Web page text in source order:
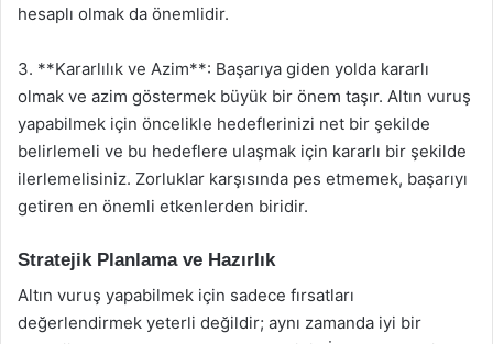
hesaplı olmak da önemlidir.
3. **Kararlılık ve Azim**: Başarıya giden yolda kararlı
olmak ve azim göstermek büyük bir önem taşır. Altın vuruş
yapabilmek için öncelikle hedeflerinizi net bir şekilde
belirlemeli ve bu hedeflere ulaşmak için kararlı bir şekilde
ilerlemelisiniz. Zorluklar karşısında pes etmemek, başarıyı
getiren en önemli etkenlerden biridir.
Stratejik Planlama ve Hazırlık
Altın vuruş yapabilmek için sadece fırsatları
değerlendirmek yeterli değildir; aynı zamanda iyi bir